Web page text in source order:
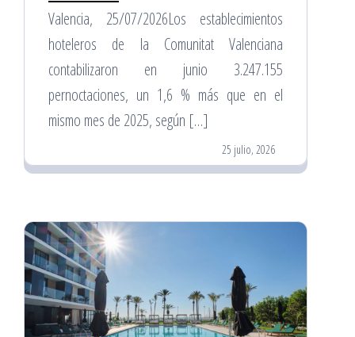
Valencia, 25/07/2026Los establecimientos
hoteleros de la Comunitat Valenciana
contabilizaron en junio 3.247.155
pernoctaciones, un 1,6 % más que en el
mismo mes de 2025, según […]
25 julio, 2026